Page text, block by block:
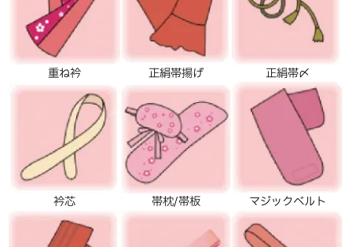
重ね衿 正絹帯揚げ 正絹帯〆
衿芯 帯枕/帯板 マジックベルト